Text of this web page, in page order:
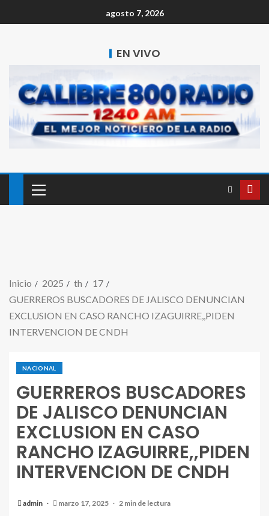
agosto 7, 2026
EN VIVO
Inicio 2025 th
17
GUERREROS BUSCADORES DE JALISCO DENUNCIAN
EXCLUSION EN CASO RANCHO IZAGUIRRE,,PIDEN
INTERVENCION DE CNDH
NACIONAL
GUERREROS BUSCADORES
DE JALISCO DENUNCIAN
EXCLUSION EN CASO
RANCHO IZAGUIRRE,,PIDEN
INTERVENCION DE CNDH
admin marzo 17, 2025 2 min de lectura